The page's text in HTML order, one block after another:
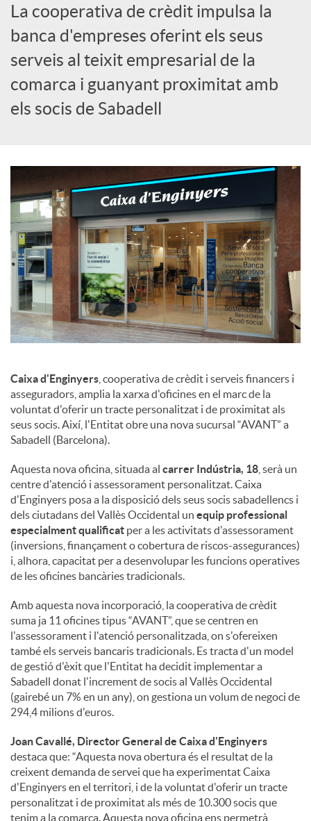
S
o
c
i
a
l
s
La cooperativa de crèdit impulsa la
banca d'empreses oferint els seus
serveis al teixit empresarial de la
comarca i guanyant proximitat amb
els socis de Sabadell
Caixa d'Enginyers , cooperativa de crèdit i serveis financers i
asseguradors, amplia la xarxa d'oficines en el marc de la
voluntat d'oferir un tracte personalitzat i de proximitat als
seus socis. Així, l'Entitat obre una nova sucursal “AVANT” a
Sabadell (Barcelona).
Aquesta nova oficina, situada al carrer Indústria, 18 , serà un
centre d'atenció i assessorament personalitzat. Caixa
d'Enginyers posa a la disposició dels seus socis sabadellencs i
dels ciutadans del Vallès Occidental un equip professional
especialment qualificat per a les activitats d'assessorament
(inversions, finançament o cobertura de riscos-assegurances)
i, alhora, capacitat per a desenvolupar les funcions operatives
de les oficines bancàries tradicionals.
Amb aquesta nova incorporació, la cooperativa de crèdit
suma ja 11 oficines tipus “AVANT”, que se centren en
l'assessorament i l'atenció personalitzada, on s'ofereixen
també els serveis bancaris tradicionals. Es tracta d'un model
de gestió d'èxit que l'Entitat ha decidit implementar a
Sabadell donat l'increment de socis al Vallès Occidental
(gairebé un 7% en un any), on gestiona un volum de negoci de
294,4 milions d'euros.
Joan Cavallé, Director General de Caixa d'Enginyers
destaca que: “Aquesta nova obertura és el resultat de la
creixent demanda de servei que ha experimentat Caixa
d'Enginyers en el territori, i de la voluntat d'oferir un tracte
personalitzat i de proximitat als més de 10.300 socis que
tenim a la comarca. Aquesta nova oficina ens permetrà